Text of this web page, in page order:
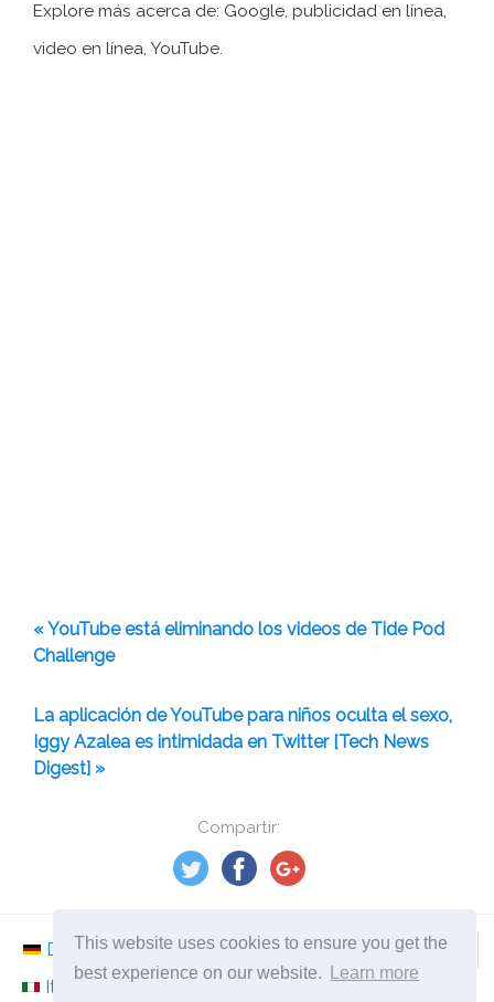
This website uses cookies to ensure you get the
best experience on our website.
Learn more
Compartir:
Explore más acerca de: Google, publicidad en línea,
video en línea, YouTube.
« YouTube está eliminando los videos de Tide Pod
Challenge
La aplicación de YouTube para niños oculta el sexo,
Iggy Azalea es intimidada en Twitter [Tech News
Digest] »
Deutsch Nederlands Svenska
Norsk
Italiano
Español Românesc